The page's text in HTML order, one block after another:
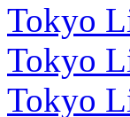
Tokyo
Tokyo
Tokyo